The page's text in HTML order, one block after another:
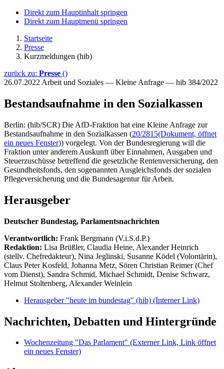
Direkt zum Hauptinhalt springen
Direkt zum Hauptmenü springen
Startseite
Presse
Kurzmeldungen (hib)
zurück zu: Presse ()
26.07.2022 Arbeit und Soziales — Kleine Anfrage — hib 384/2022
Bestandsaufnahme in den Sozialkassen
Berlin: (hib/SCR) Die AfD-Fraktion hat eine Kleine Anfrage zur
Bestandsaufnahme in den Sozialkassen (20/2815(Dokument, öffnet
ein neues Fenster)) vorgelegt. Von der Bundesregierung will die
Fraktion unter anderem Auskunft über Einnahmen, Ausgaben und
Steuerzuschüsse betreffend die gesetzliche Rentenversicherung, den
Gesundheitsfonds, den sogenannten Ausgleichsfonds der sozialen
Pflegeversicherung und die Bundesagentur für Arbeit.
Herausgeber
Deutscher Bundestag, Parlamentsnachrichten
Verantwortlich: Frank Bergmann (V.i.S.d.P.)
Redaktion: Lisa Brüßler, Claudia Heine, Alexander Heinrich
(stellv. Chefredakteur), Nina Jeglinski, Susanne Ködel (Volontärin),
Claus Peter Kosfeld, Johanna Metz, Sören Christian Reimer (Chef
vom Dienst), Sandra Schmid, Michael Schmidt, Denise Schwarz,
Helmut Stoltenberg, Alexander Weinlein
Herausgeber "heute im bundestag" (hib) (Interner Link)
Nachrichten, Debatten und Hintergründe
Wochenzeitung "Das Parlament" (Externer Link, Link öffnet
ein neues Fenster)